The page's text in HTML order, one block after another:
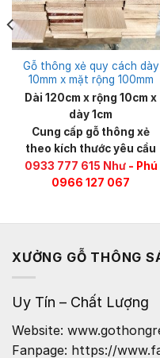
Gỗ thông xẻ quy cách dày
10mm x mặt rộng 100mm
Dài 120cm x rộng 10cm x
dày 1cm
Cung cấp gỗ thông xẻ
theo kích thước yêu cầu
0933 777 615 Như- Phú
0966 127 067
XƯỞNG GỖ THÔNG
Uy Tín – Chất Lượng
Website:
Fanpage: https://